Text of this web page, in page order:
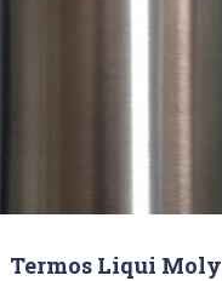
Termos Liqui Moly